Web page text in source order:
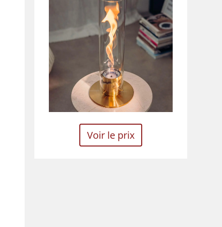
Voir le prix